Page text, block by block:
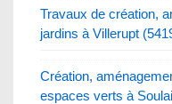
Travaux de création,
jardins à Villerupt
Création,
espaces verts à